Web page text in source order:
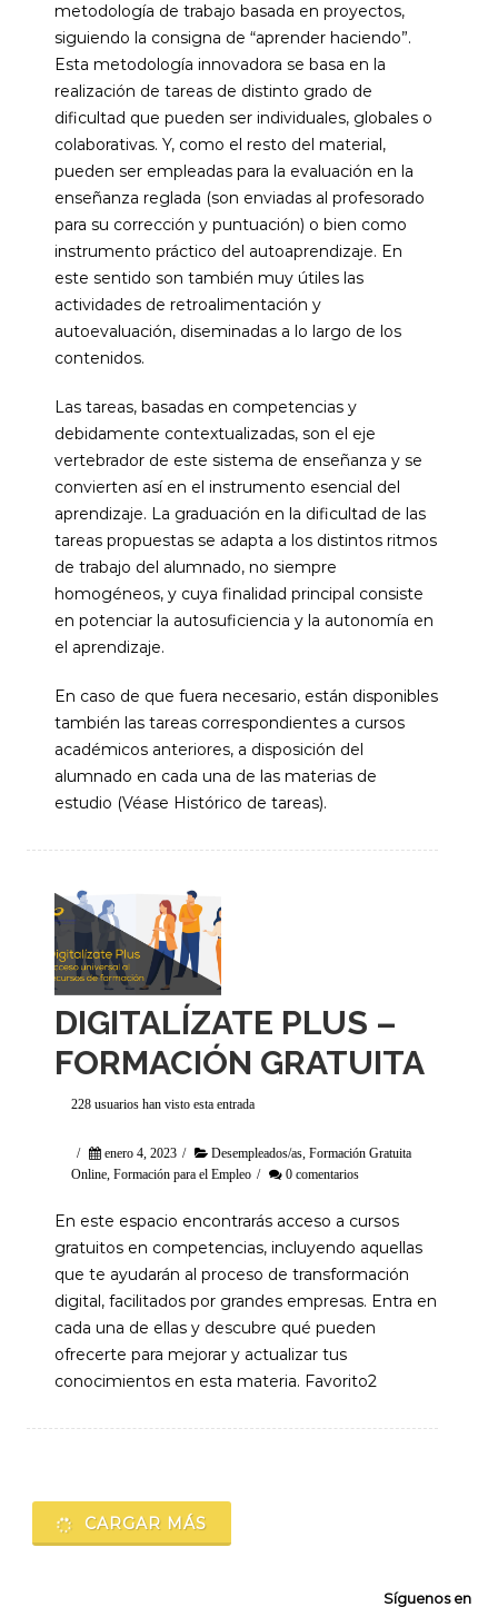
metodología de trabajo basada en proyectos,
siguiendo la consigna de “aprender haciendo”.
Esta metodología innovadora se basa en la
realización de tareas de distinto grado de
dificultad que pueden ser individuales, globales o
colaborativas. Y, como el resto del material,
pueden ser empleadas para la evaluación en la
enseñanza reglada (son enviadas al profesorado
para su corrección y puntuación) o bien como
instrumento práctico del autoaprendizaje. En
este sentido son también muy útiles las
actividades de retroalimentación y
autoevaluación, diseminadas a lo largo de los
contenidos.
Las tareas, basadas en competencias y
debidamente contextualizadas, son el eje
vertebrador de este sistema de enseñanza y se
convierten así en el instrumento esencial del
aprendizaje. La graduación en la dificultad de las
tareas propuestas se adapta a los distintos ritmos
de trabajo del alumnado, no siempre
homogéneos, y cuya finalidad principal consiste
en potenciar la autosuficiencia y la autonomía en
el aprendizaje.
En caso de que fuera necesario, están disponibles
también las tareas correspondientes a cursos
académicos anteriores, a disposición del
alumnado en cada una de las materias de
estudio (Véase Histórico de tareas).
DIGITALÍZATE PLUS –
FORMACIÓN GRATUITA
228 usuarios han visto esta entrada
/ enero 4, 2023 / Desempleados/as Formación Gratuita
Online Formación para el Empleo / 0 comentarios
En este espacio encontrarás acceso a cursos
gratuitos en competencias, incluyendo aquellas
que te ayudarán al proceso de transformación
digital, facilitados por grandes empresas. Entra en
cada una de ellas y descubre qué pueden
ofrecerte para mejorar y actualizar tus
conocimientos en esta materia. Favorito2
de
entradas
CARGAR MÁS
Síguenos en